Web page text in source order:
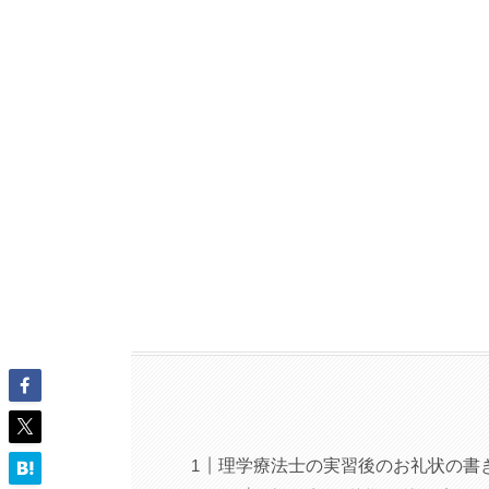
理学療法士の実習後のお礼状の書